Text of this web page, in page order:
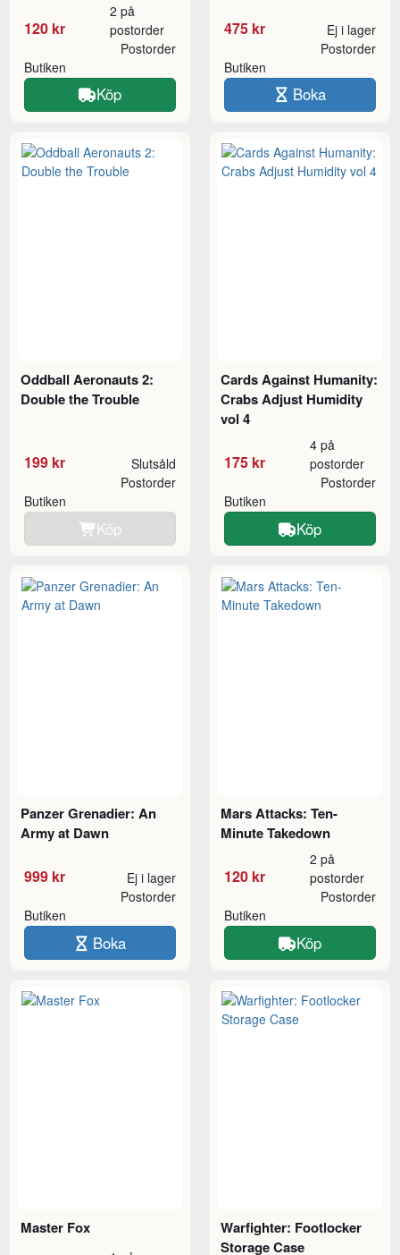
120 kr
2 på
postorder
Butiken
Postorder
Köp
475 kr Ej i lager
Butiken
Postorder
Boka
Oddball Aeronauts 2:
Double the Trouble
199 kr Slutsåld
Butiken
Postorder
Köp
Cards Against Humanity:
Crabs Adjust Humidity
vol 4
175 kr
4 på
postorder
Butiken
Postorder
Köp
Panzer Grenadier: An
Army at Dawn
999 kr Ej i lager
Butiken
Postorder
Boka
Mars Attacks: Ten-
Minute Takedown
120 kr
2 på
postorder
Butiken
Postorder
Köp
Master Fox
Warfighter: Footlocker
Storage Case